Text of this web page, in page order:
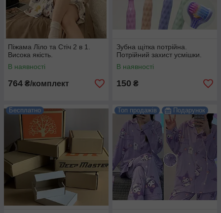
Піжама Ліло та Стіч 2 в 1.
Висока якість.
В наявності
764 ₴/комплект
Зубна щітка потрійна.
Потрійний захист усмішки.
В наявності
150 ₴
Бесплатно Топ продажів Подарунок